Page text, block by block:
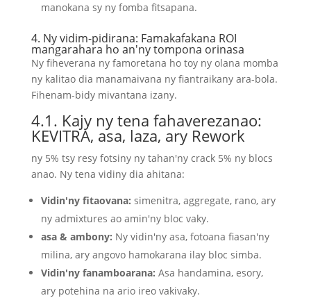
manokana sy ny fomba fitsapana.
4. Ny vidim-pidirana: Famakafakana ROI
mangarahara ho an'ny tompona orinasa
Ny fiheverana ny famoretana ho toy ny olana momba
ny kalitao dia manamaivana ny fiantraikany ara-bola.
Fihenam-bidy mivantana izany.
4.1. Kajy ny tena fahaverezanao:
KEVITRA, asa, laza, ary Rework
ny 5% tsy resy fotsiny ny tahan'ny crack 5% ny blocs
anao. Ny tena vidiny dia ahitana:
Vidin'ny fitaovana: simenitra, aggregate, rano, ary
ny admixtures ao amin'ny bloc vaky.
asa & ambony: Ny vidin'ny asa, fotoana fiasan'ny
milina, ary angovo hamokarana ilay bloc simba.
Vidin'ny fanamboarana: Asa handamina, esory,
ary potehina na ario ireo vakivaky.